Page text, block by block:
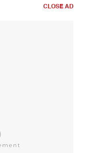
CLOSE AD